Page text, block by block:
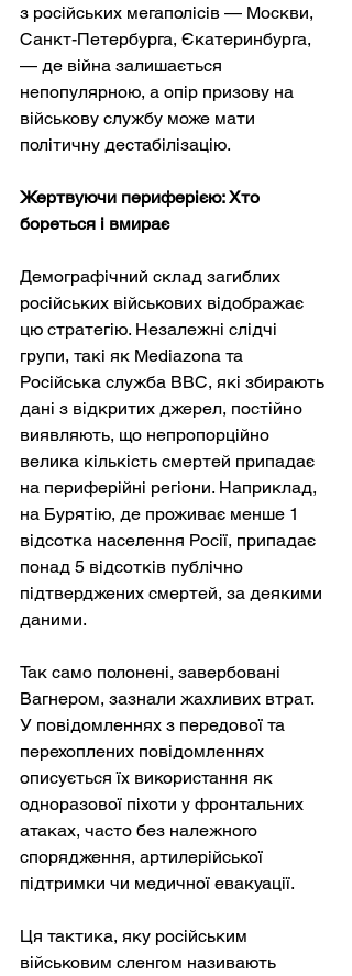
з російських мегаполісів — Москви,
Санкт-Петербурга, Єкатеринбурга,
— де війна залишається
непопулярною, а опір призову на
військову службу може мати
політичну дестабілізацію.
Жертвуючи периферією: Хто
бореться і вмирає
Демографічний склад загиблих
російських військових відображає
цю стратегію. Незалежні слідчі
групи, такі як Mediazona та
Російська служба BBC, які збирають
дані з відкритих джерел, постійно
виявляють, що непропорційно
велика кількість смертей припадає
на периферійні регіони. Наприклад,
на Бурятію, де проживає менше 1
відсотка населення Росії, припадає
понад 5 відсотків публічно
підтверджених смертей, за деякими
даними.
Так само полонені, завербовані
Вагнером, зазнали жахливих втрат.
У повідомленнях з передової та
перехоплених повідомленнях
описується їх використання як
одноразової піхоти у фронтальних
атаках, часто без належного
спорядження, артилерійської
підтримки чи медичної евакуації.
Ця тактика, яку російським
військовим сленгом називають